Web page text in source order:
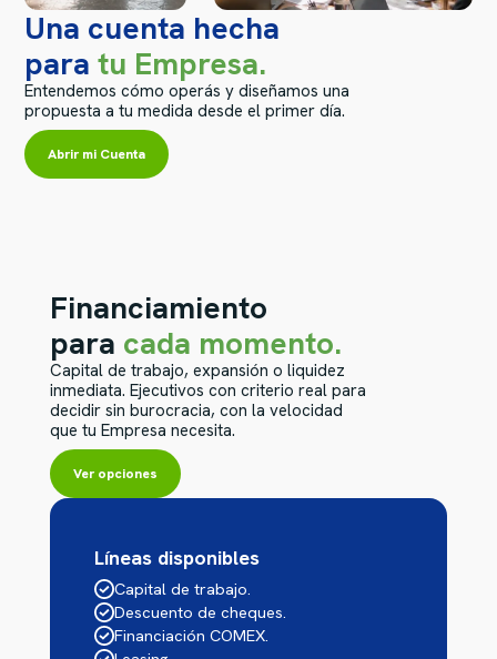
Una cuenta hecha
paratu Empresa.
Entendemos cómo operás y diseñamos una
propuesta a tu medida desde el primer día.
Abrir mi Cuenta
Financiamiento
para cada momento.
Capital de trabajo, expansión o liquidez
inmediata. Ejecutivos con criterio real para
decidir sin burocracia, con la velocidad
que tu Empresa necesita.
Ver opciones
Líneas disponibles
Capital de trabajo.
Descuento de cheques.
Financiación COMEX.